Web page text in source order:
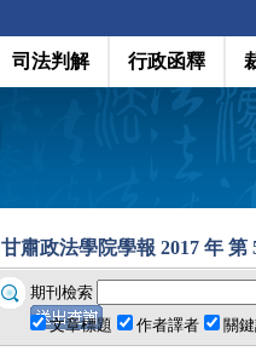
司法判解 行政函釋
甘肅政法學院學報 2017 年 第
期刊檢索
文章標題
作者譯者 關